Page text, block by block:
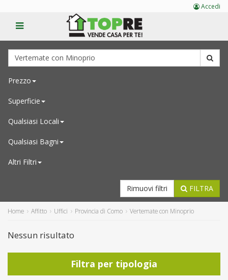
Prezzo
Superficie
Qualsiasi Locali
Qualsiasi Bagni
Altri Filtri
FILTRA
Rimuovi filtri
Home Affitto Uffici Provincia di Como Vertemate con Minoprio
Nessun risultato
Filtra per tipologia
Accedi